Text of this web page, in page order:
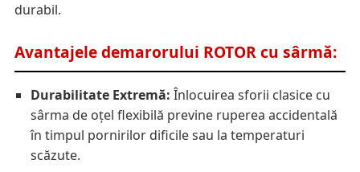
durabil.
Avantajele demarorului ROTOR cu sârmă:
Durabilitate Extremă: Înlocuirea sforii clasice cu
sârma de oțel flexibilă previne ruperea accidentală
în timpul pornirilor dificile sau la temperaturi
scăzute.